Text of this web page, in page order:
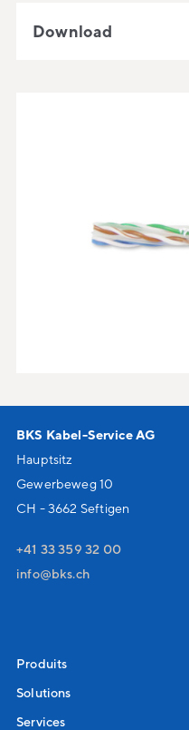
Download
BKS Kabel-Service AG
Hauptsitz
Gewerbeweg 10
CH - 3662 Seftigen
+41 33 359 32 00
nf
bks ch
Produits
Solutions
Services